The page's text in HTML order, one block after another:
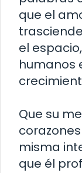
que el
el
humanos
Que su
misma
que él